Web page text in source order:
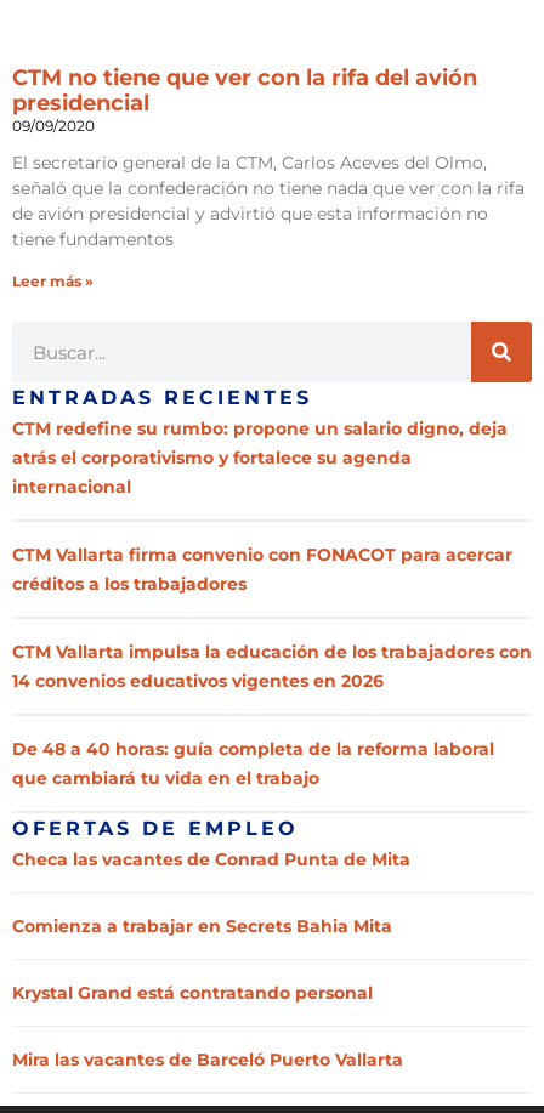
CTM no tiene que ver con la rifa del avión
presidencial
09/09/2020
El secretario general de la CTM, Carlos Aceves del Olmo,
señaló que la confederación no tiene nada que ver con la rifa
de avión presidencial y advirtió que esta información no
tiene fundamentos
Leer más »
ENTRADAS RECIENTES
CTM redefine su rumbo: propone un salario digno, deja
atrás el corporativismo y fortalece su agenda
internacional
CTM Vallarta firma convenio con FONACOT para acercar
créditos a los trabajadores
CTM Vallarta impulsa la educación de los trabajadores con
14 convenios educativos vigentes en 2026
De 48 a 40 horas: guía completa de la reforma laboral
que cambiará tu vida en el trabajo
OFERTAS DE EMPLEO
Checa las vacantes de Conrad Punta de Mita
Comienza a trabajar en Secrets Bahia Mita
Krystal Grand está contratando personal
Mira las vacantes de Barceló Puerto Vallarta